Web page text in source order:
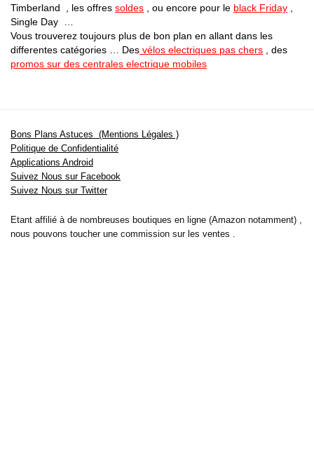
Timberland , les offres soldes , ou encore pour le black Friday
Single Day …
Vous trouverez toujours plus de bon plan en allant dans les
differentes catégories … Des vélos electriques pas chers , des
promos sur des centrales electrique mobiles
Bons Plans Astuces (Mentions Légales )
Politique de Confidentialité
Applications Android
Suivez Nous sur Facebook
Suivez Nous sur Twitter
Etant affilié à de nombreuses boutiques en ligne (Amazon notamment) ,
nous pouvons toucher une commission sur les ventes .